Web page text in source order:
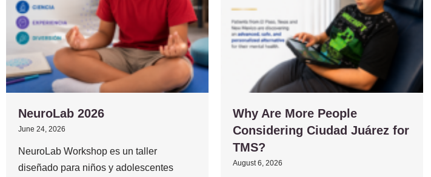
NeuroLab 2026
June 24, 2026
NeuroLab Workshop es un taller
diseñado para niños y adolescentes
Why Are More People
Considering Ciudad Juárez for
TMS?
August 6, 2026